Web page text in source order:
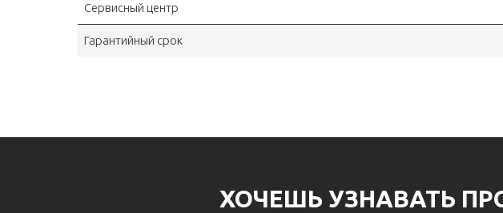
Сервисный центр
Гарантийный срок
ХОЧЕШЬ УЗНАВАТЬ